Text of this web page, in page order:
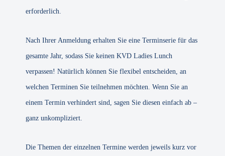
erforderlich.
Nach Ihrer Anmeldung erhalten Sie eine Terminserie für das
gesamte Jahr, sodass Sie keinen KVD Ladies Lunch
verpassen! Natürlich können Sie flexibel entscheiden, an
welchen Terminen Sie teilnehmen möchten. Wenn Sie an
einem Termin verhindert sind, sagen Sie diesen einfach ab –
ganz unkompliziert.
Die Themen der einzelnen Termine werden jeweils kurz vor